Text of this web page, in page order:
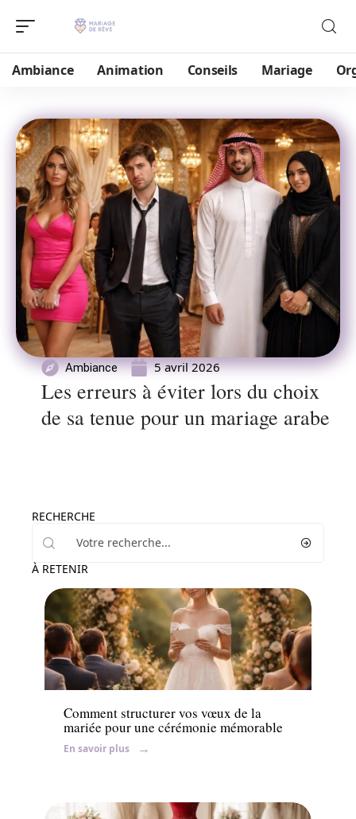
Ambiance Animation Conseils Mariage
Ambiance 5 avril 2026
Les erreurs à éviter lors du choix
de sa tenue pour un mariage arabe
RECHERCHE
À RETENIR
Conseils
Comment structurer vos vœux de la
mariée pour une cérémonie mémorable
En savoir plus